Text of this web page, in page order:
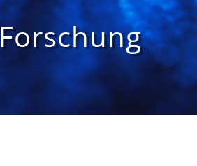
Forschung